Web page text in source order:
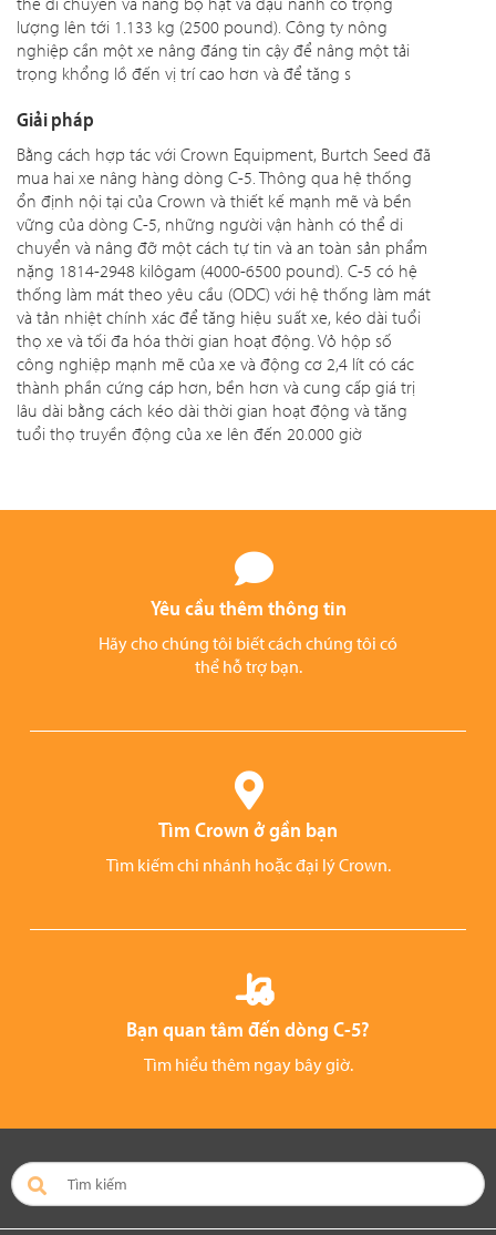
lượng lên tới 1.133 kg (2500 pound). Công ty nông
nghiệp cần một xe nâng đáng tin cậy để nâng một tải
trọng khổng lồ đến vị trí cao hơn và để tăng s
Giải pháp
Bằng cách hợp tác với Crown Equipment, Burtch Seed đã
mua hai xe nâng hàng dòng C-5. Thông qua hệ thống
ổn định nội tại của Crown và thiết kế mạnh mẽ và bền
vững của dòng C-5, những người vận hành có thể di
chuyển và nâng đỡ một cách tự tin và an toàn sản phẩm
nặng 1814-2948 kilôgam (4000-6500 pound). C-5 có hệ
thống làm mát theo yêu cầu (ODC) với hệ thống làm mát
và tản nhiệt chính xác để tăng hiệu suất xe, kéo dài tuổi
thọ xe và tối đa hóa thời gian hoạt động. Vỏ hộp số
công nghiệp mạnh mẽ của xe và động cơ 2,4 lít có các
thành phần cứng cáp hơn, bền hơn và cung cấp giá trị
lâu dài bằng cách kéo dài thời gian hoạt động và tăng
tuổi thọ truyền động của xe lên đến 20.000 giờ
Yêu cầu thêm thông tin
Hãy cho chúng tôi biết cách chúng tôi có
thể hỗ trợ bạn.
Tìm Crown ở gần bạn
Tìm kiếm chi nhánh hoặc đại lý Crown.
Bạn quan tâm đến dòng C-5?
Tìm hiểu thêm ngay bây giờ.